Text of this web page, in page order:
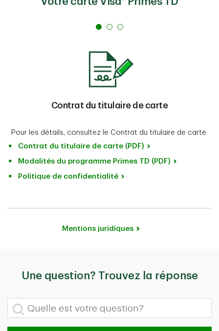
Contrat du titulaire de carte
Pour les détails, consultez le Contrat du titulaire de carte.
Contrat du titulaire de carte (PDF)
Modalités du programme Primes TD (PDF)
Politique de confidentialité
Mentions juridiques
Une question? Trouvez la réponse
Quelle est votre question?